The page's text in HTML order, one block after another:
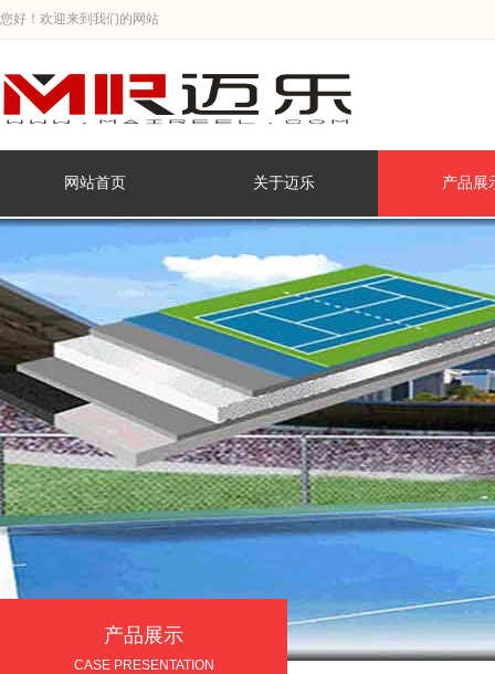
您好！欢迎来到我们的网站
网站首页 关于迈乐 产品展
CASE PRESENTATION
产品展示